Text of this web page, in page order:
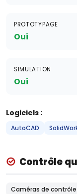
PROTOTYPAGE
Oui
SIMULATION
Oui
Logiciels :
AutoCAD
Contrôle
Caméras de